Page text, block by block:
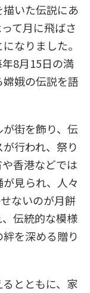
いた伝説にあ
て月に飛ばさ
なりました。
8月15日の満
娥の伝説を語
街を飾り、伝
行われ、祭り
香港などでは
見られ、人々
ないのが月餅
伝統的な模様
を深める贈り
とともに、家